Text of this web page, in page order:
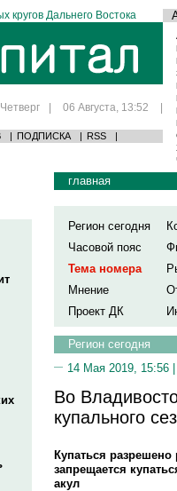
кругов Дальнего Востока
Четверг | 06 Августа, 13:52 |
| ПОДПИСКА | RSS |
главная
Регион сегодня
Часовой пояс
Тема номера
Мнение
Проект ДК
Регион сегодня
14 Мая 2019, 15:56 |
Во
купального
Купаться
запрещается
акул